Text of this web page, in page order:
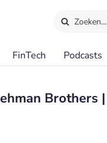
Zoeken…
FinTech Podcasts
Brothers |